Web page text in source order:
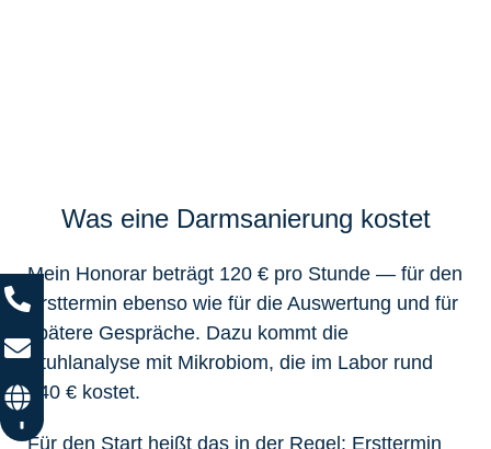
Was eine Darmsanierung kostet
Mein Honorar beträgt 120 € pro Stunde — für den
Ersttermin ebenso wie für die Auswertung und für
spätere Gespräche. Dazu kommt die
Stuhlanalyse mit Mikrobiom, die im Labor rund
240 € kostet.
Für den Start heißt das in der Regel: Ersttermin